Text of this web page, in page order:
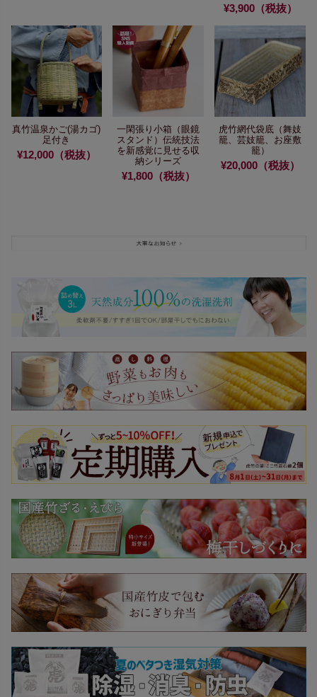
¥3,900（税抜）
真竹温泉かご(湯カゴ)
足付き
¥12,000（税抜）
一閑張り小箱（眼鏡
スタンド）伝統技法
を新感覚に 見せる収
納シリーズ
¥1,800（税抜）
虎竹網代袋底 （舞妓
籠、芸妓籠、お座敷
籠）
¥20,000（税抜）